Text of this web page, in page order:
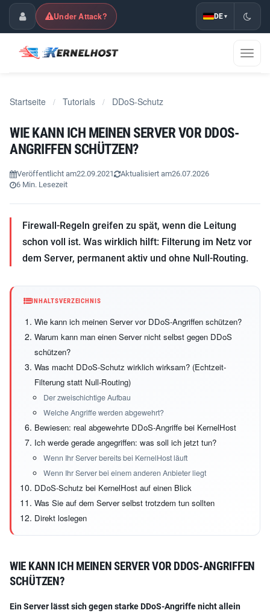
KundencenterUnder Attack? DE ▾
Startseite / Tutorials / DDoS-Schutz
WIE KANN ICH MEINEN SERVER VOR DDOS-
ANGRIFFEN SCHÜTZEN?
Veröffentlicht am22.09.2021 Aktualisiert am26.07.2026
6 Min. Lesezeit
Firewall-Regeln greifen zu spät, wenn die Leitung
schon voll ist. Was wirklich hilft: Filterung im Netz vor
dem Server, permanent aktiv und ohne Null-Routing.
INHALTSVERZEICHNIS
Wie kann ich meinen Server vor DDoS-Angriffen schützen?
Warum kann man einen Server nicht selbst gegen DDoS
schützen?
Was macht DDoS-Schutz wirklich wirksam? (Echtzeit-
Filterung statt Null-Routing)
Der zweischichtige Aufbau
Welche Angriffe werden abgewehrt?
Bewiesen: real abgewehrte DDoS-Angriffe bei KernelHost
Ich werde gerade angegriffen: was soll ich jetzt tun?
Wenn Ihr Server bereits bei KernelHost läuft
Wenn Ihr Server bei einem anderen Anbieter liegt
DDoS-Schutz bei KernelHost auf einen Blick
Was Sie auf dem Server selbst trotzdem tun sollten
Direkt loslegen
WIE KANN ICH MEINEN SERVER VOR DDOS-ANGRIFFEN
SCHÜTZEN?
Ein Server lässt sich gegen starke DDoS-Angriffe nicht allein